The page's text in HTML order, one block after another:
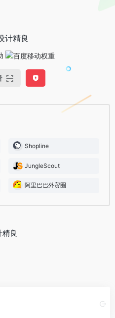
计精良
Shopline
JungleScout
阿里巴巴外贸圈
良